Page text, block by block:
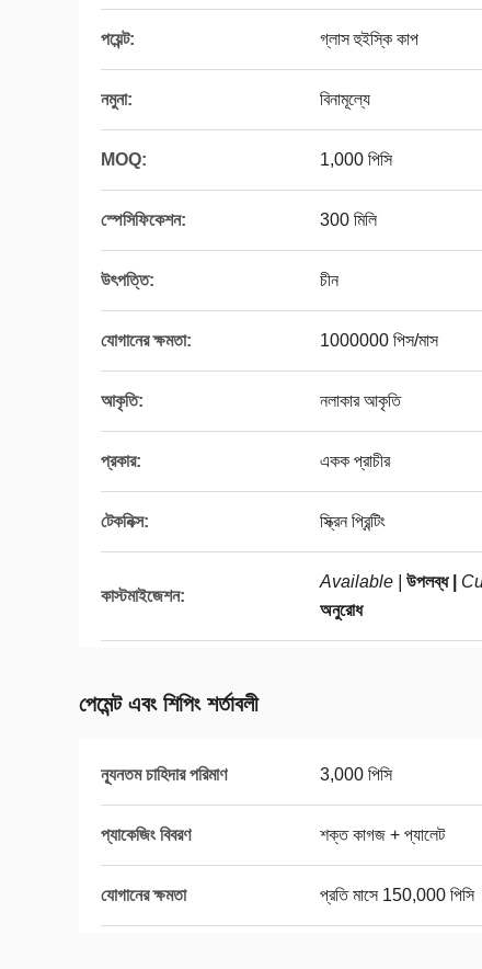
পয়েন্ট: গ্লাস হুইস্কি কাপ
নমুনা: বিনামূল্যে
MOQ: 1,000 পিসি
স্পেসিফিকেশন: 300 মিলি
উৎপত্তি: চীন
যোগানের ক্ষমতা: 1000000 পিস/মাস
আকৃতি: নলাকার আকৃতি
প্রকার: একক প্রাচীর
টেকনিক্স: স্ক্রিন প্রিন্টিং
কাস্টমাইজেশন:
Available | উপলব্ধ |
অনুরোধ
পেমেন্ট এবং শিপিং শর্তাবলী
ন্যূনতম চাহিদার পরিমাণ 3,000 পিসি
প্যাকেজিং বিবরণ শক্ত কাগজ + প্যালেট
যোগানের ক্ষমতা প্রতি মাসে 150,000 পিসি